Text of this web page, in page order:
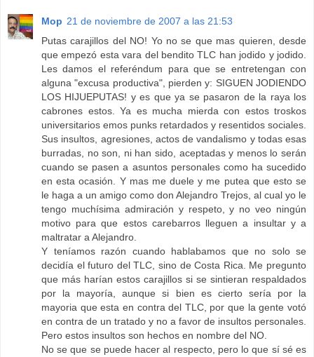
Mop 21 de noviembre de 2007 a las 21:53
Putas carajillos del NO! Yo no se que mas quieren, desde
que empezó esta vara del bendito TLC han jodido y jodido.
Les damos el referéndum para que se entretengan con
alguna "excusa productiva", pierden y: SIGUEN JODIENDO
LOS HIJUEPUTAS! y es que ya se pasaron de la raya los
cabrones estos. Ya es mucha mierda con estos troskos
universitarios emos punks retardados y resentidos sociales.
Sus insultos, agresiones, actos de vandalismo y todas esas
burradas, no son, ni han sido, aceptadas y menos lo serán
cuando se pasen a asuntos personales como ha sucedido
en esta ocasión. Y mas me duele y me putea que esto se
le haga a un amigo como don Alejandro Trejos, al cual yo le
tengo muchísima admiración y respeto, y no veo ningún
motivo para que estos carebarros lleguen a insultar y a
maltratar a Alejandro.
Y teníamos razón cuando hablabamos que no solo se
decidía el futuro del TLC, sino de Costa Rica. Me pregunto
que más harían estos carajillos si se sintieran respaldados
por la mayoría, aunque si bien es cierto sería por la
mayoria que esta en contra del TLC, por que la gente votó
en contra de un tratado y no a favor de insultos personales.
Pero estos insultos son hechos en nombre del NO.
No se que se puede hacer al respecto, pero lo que sí sé es